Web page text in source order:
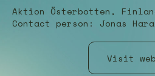
Aktion Österbotten,
Contact person: Jonas
Visit